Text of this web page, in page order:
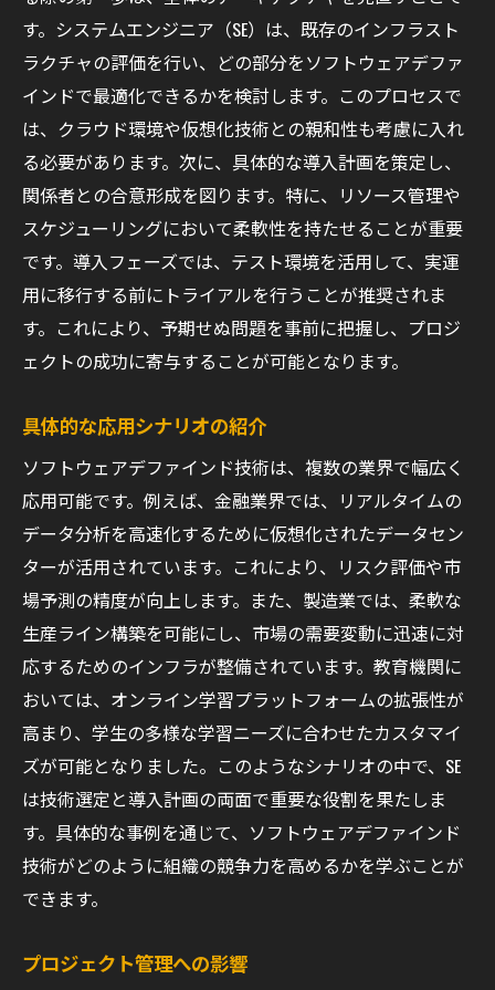
す。システムエンジニア（SE）は、既存のインフラスト
ラクチャの評価を行い、どの部分をソフトウェアデファ
インドで最適化できるかを検討します。このプロセスで
は、クラウド環境や仮想化技術との親和性も考慮に入れ
る必要があります。次に、具体的な導入計画を策定し、
関係者との合意形成を図ります。特に、リソース管理や
スケジューリングにおいて柔軟性を持たせることが重要
です。導入フェーズでは、テスト環境を活用して、実運
用に移行する前にトライアルを行うことが推奨されま
す。これにより、予期せぬ問題を事前に把握し、プロジ
ェクトの成功に寄与することが可能となります。
具体的な応用シナリオの紹介
ソフトウェアデファインド技術は、複数の業界で幅広く
応用可能です。例えば、金融業界では、リアルタイムの
データ分析を高速化するために仮想化されたデータセン
ターが活用されています。これにより、リスク評価や市
場予測の精度が向上します。また、製造業では、柔軟な
生産ライン構築を可能にし、市場の需要変動に迅速に対
応するためのインフラが整備されています。教育機関に
おいては、オンライン学習プラットフォームの拡張性が
高まり、学生の多様な学習ニーズに合わせたカスタマイ
ズが可能となりました。このようなシナリオの中で、SE
は技術選定と導入計画の両面で重要な役割を果たしま
す。具体的な事例を通じて、ソフトウェアデファインド
技術がどのように組織の競争力を高めるかを学ぶことが
できます。
プロジェクト管理への影響